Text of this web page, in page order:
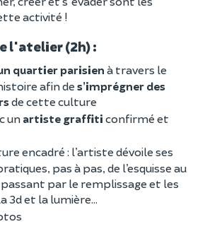
activité !
l'atelier (2h) :
quartier parisien à travers le
afin de s’imprégner des
de cette culture
un artiste graffiti confirmé et
encadré : l’artiste dévoile ses
pas à pas, de l’esquisse au
par le remplissage et les
3d et la lumière…